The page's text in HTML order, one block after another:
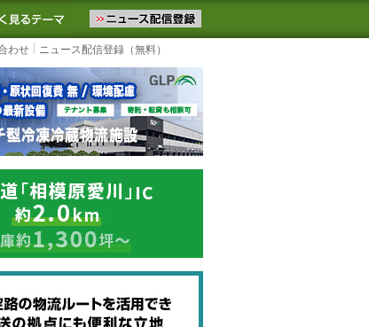
をお届けします。物流ニュースメール配信を登録す
に入りに追加 よく見るテーマ
わせ ニュース配信登録（無料）